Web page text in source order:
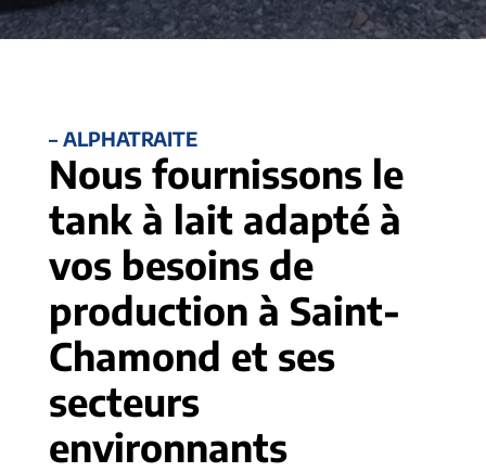
– ALPHATRAITE
Nous fournissons le
tank à lait adapté à
vos besoins de
production à Saint-
Chamond et ses
secteurs
environnants